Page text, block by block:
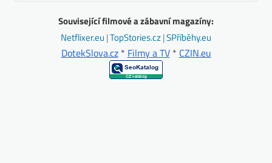
Související filmové a zábavní magazíny:
Netflixer.eu |TopStories.cz|SPříběhy.eu
DotekSlova.cz* Filmy a TV* CZIN.eu